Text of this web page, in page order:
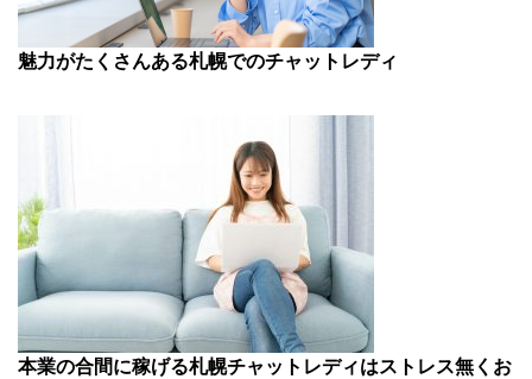
魅力がたくさんある札幌でのチャットレディ
本業の合間に稼げる札幌チャットレディはストレス無くお